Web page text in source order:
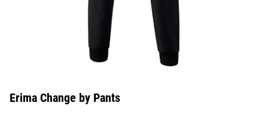
Erima Change by Pants